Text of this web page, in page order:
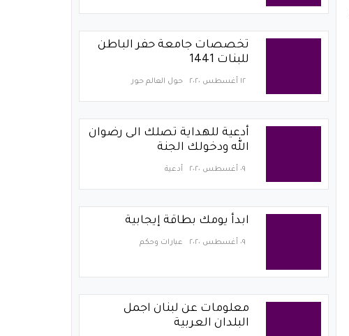
تخصصات جامعة حفر الباطن
للبنات 1441
١٢ أغسطس ٢٠٢٠ حول العالم حور
أدعية للهداية تصلك الى رضوان
الله ودخولك الجنة
٠٩ أغسطس ٢٠٢٠ أدعية
ابدأ يومك بطاقة إيجابية
٠٩ أغسطس ٢٠٢٠ عبارات وحكم
معلومات عن لبنان اجمل
البلدان العربية